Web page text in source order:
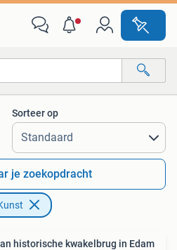
Sorteer op
je zoekopdracht
historische kwakelbrug in Edam